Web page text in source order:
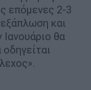
επόμενες 2-3
και
θα